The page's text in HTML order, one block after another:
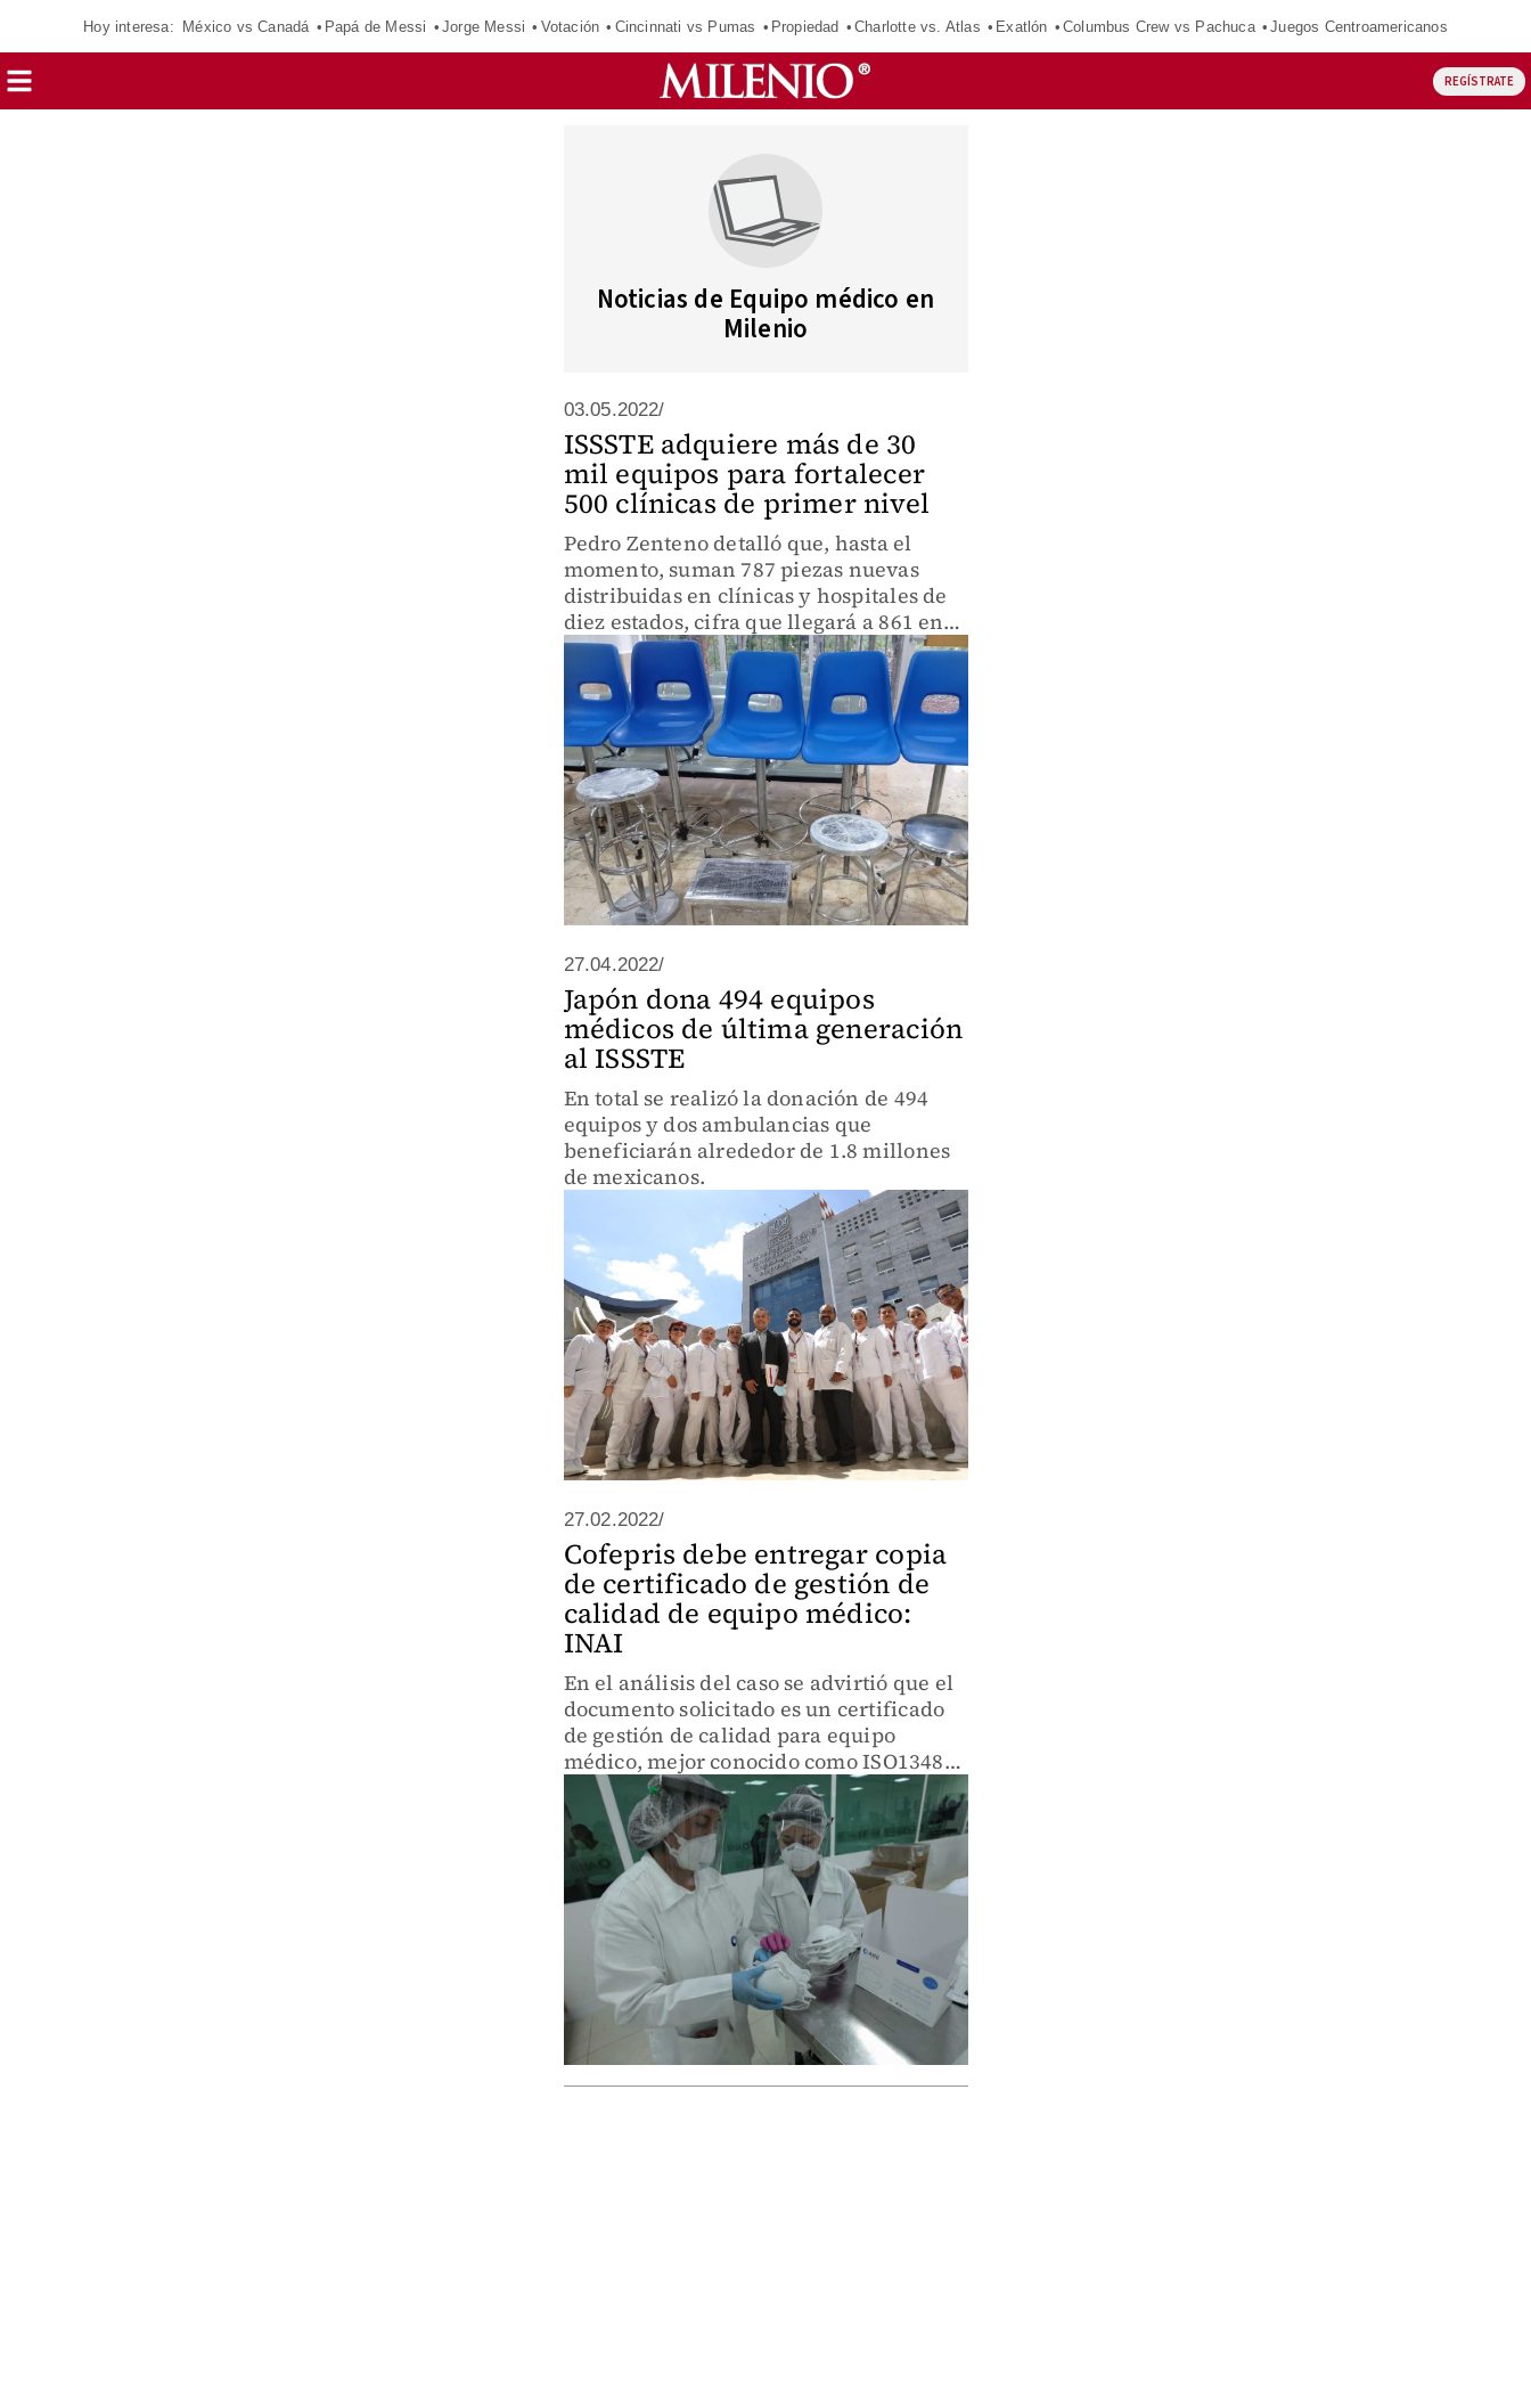
Hoy interesa: México vs Canadá Papá de Messi Jorge Messi Votación Cincinnati vs Pumas Propiedad Charlotte vs. Atlas Exatlón Columbus Crew vs Pachuca Juegos Centroamericanos
REGÍSTRATE
Noticias de Equipo médico en
Milenio
03.05.2022/
ISSSTE adquiere más de 30
mil equipos para fortalecer
500 clínicas de primer nivel
Pedro Zenteno detalló que, hasta el
momento, suman 787 piezas nuevas
distribuidas en clínicas y hospitales de
diez estados, cifra que llegará a 861 en
próximos días.
27.04.2022/
Japón dona 494 equipos
médicos de última generación
al ISSSTE
En total se realizó la donación de 494
equipos y dos ambulancias que
beneficiarán alrededor de 1.8 millones
de mexicanos.
27.02.2022/
Cofepris debe entregar copia
de certificado de gestión de
calidad de equipo médico:
INAI
En el análisis del caso se advirtió que el
documento solicitado es un certificado
de gestión de calidad para equipo
médico, mejor conocido como ISO13485,
a través del cual se regula a los equipos
de uso médico.